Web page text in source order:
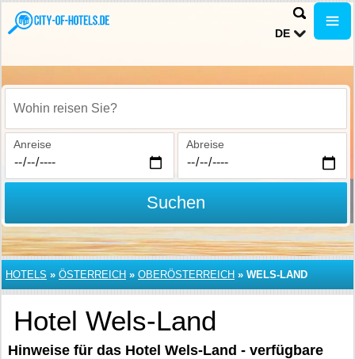
DE
Wohin reisen Sie?
Anreise Abreise
Suchen
HOTELS » ÖSTERREICH » OBERÖSTERREICH » WELS-LAND
Hotel Wels-Land
Hinweise für das Hotel Wels-Land - verfügbare